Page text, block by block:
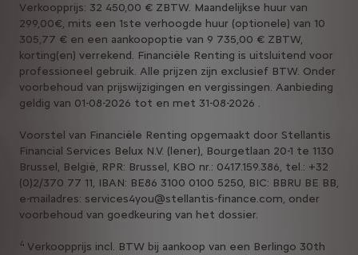
Verkoopprijs: 32 450,00 € ZBTW. Maandelijkse huur van
299,00€, mits een 1ste verhoogde huur (optionele) van 10
305,77 € en een aankoopoptie van 9 735,00 € ZBTW,
korting(en) verrekend. Financiële Renting is uitsluitend voor
professioneel gebruik. Alle prijzen zijn exclusief BTW. Onder
voorbehoud van prijswijzigingen en vergissingen. Aanbieding
geldig van 01-08-2026 tot en met 31-08-2026 .
Voorstel van Financiële Renting opgemaakt door Stellantis
Financial Services Belux N.V. (lener), Bourgetlaan 20-1 te 1130
Brussel, België, RPR: Brussel, KBO nr.: 0417.159.386, tel.: +32
(0)2/370 77 11, IBAN: BE86 3100 0100 5250, BIC: BBRU BE BB,
e-mailadres: services4you@stellantis-finance.com, onder
voorbehoud van goedkeuring van het dossier.
4 Verkoopprijs incl. BTW bij aankoop van een Berlingo 30th